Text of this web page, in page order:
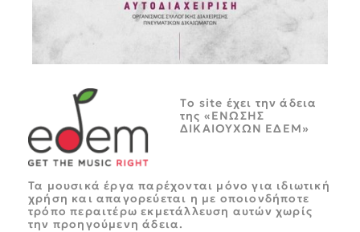
Tο site έχει την άδεια
της «ΕΝΩΣΗΣ
ΔΙΚΑΙΟΥΧΩΝ ΕΔΕΜ»
Τα μουσικά έργα παρέχονται μόνο για ιδιωτική
χρήση και απαγορεύεται η με οποιονδήποτε
τρόπο περαιτέρω εκμετάλλευση αυτών χωρίς
την προηγούμενη άδεια.